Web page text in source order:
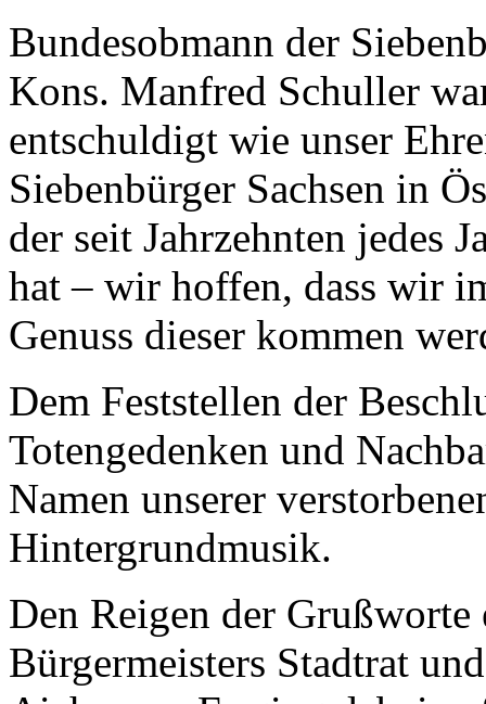
Bundesobmann der
Kons. Manfred Schuller
entschuldigt wie unser
Siebenbürger Sachsen in
der seit Jahrzehnten jedes
hat – wir hoffen, dass wir
Genuss dieser kommen
Dem Feststellen der
Totengedenken und
Namen unserer
Hintergrundmusik.
Den Reigen der
Bürgermeisters Stadtrat